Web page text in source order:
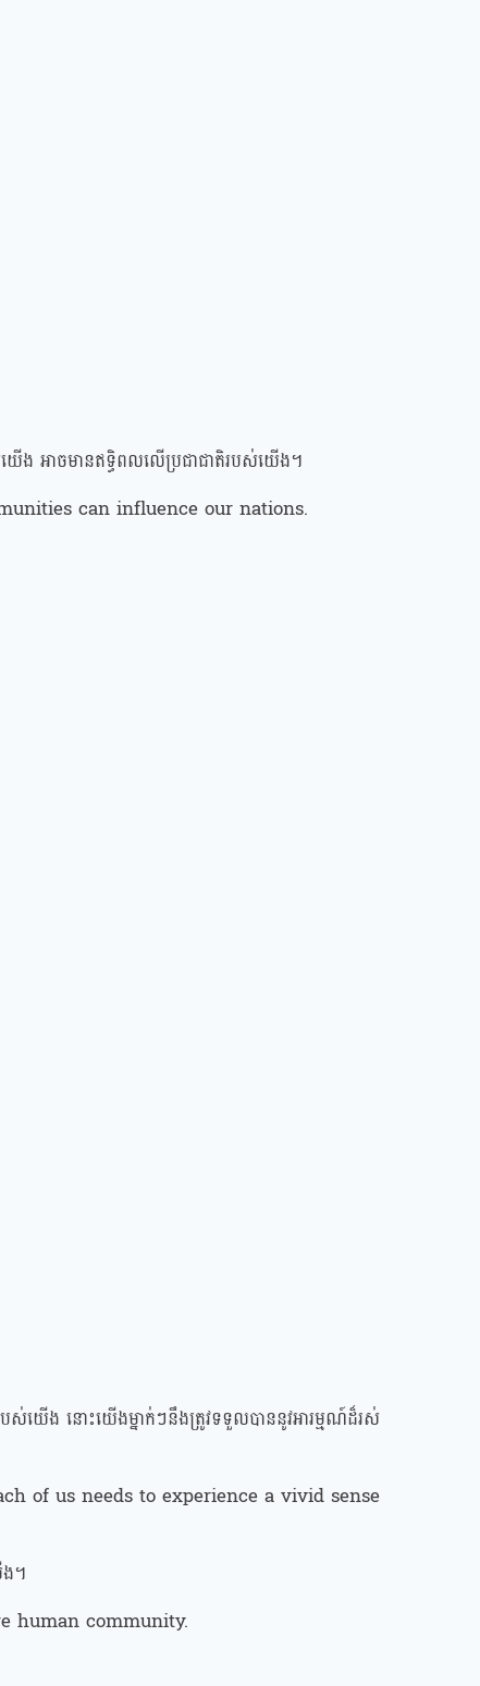
ង អាចមានឥទ្ធិពលលើប្រជាជាតិរបស់យើង។
can influence our nations.
ស់យើង នោះយើងម្នាក់ៗនឹងត្រូវទទួលបាននូវអារម្មណ៍ដ៏រស់
of us needs to experience a vivid sense
។
human community.